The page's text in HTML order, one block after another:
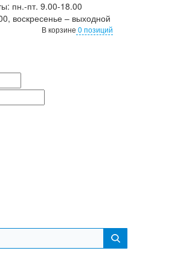
пн.-пт. 9.00-18.00
воскресенье – выходной
В корзине 0 позиций